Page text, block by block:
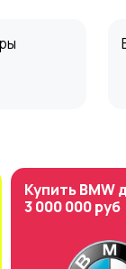
Купить BMW
3 000 000 руб